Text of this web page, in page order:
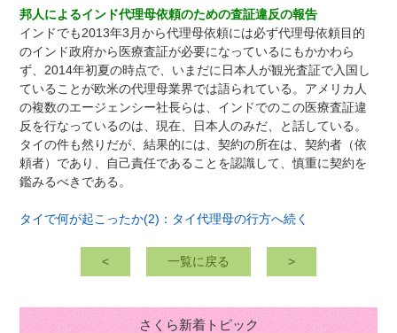
邦人によるインド代理母依頼のための査証違反の報告
インドでも2013年3月から代理母依頼には必ず代理母依頼目的
のインド政府から医療査証が必要になっているにもかかわら
ず、2014年初夏の時点で、いまだに日本人が観光査証で入国し
ていることが欧米の代理母業界では語られている。アメリカ人
の複数のエージェンシー社長らは、インドでのこの医療査証違
反を行なっているのは、現在、日本人のみだ、と話している。
タイの件も然りだが、結果的には、契約の所在は、契約者（依
頼者）であり、自己責任であることを認識して、慎重に契約を
鑑みるべきである。
タイで何が起こったか(2)：タイ代理母の行方へ続く
< 一覧に戻る >
さくら新着トピック